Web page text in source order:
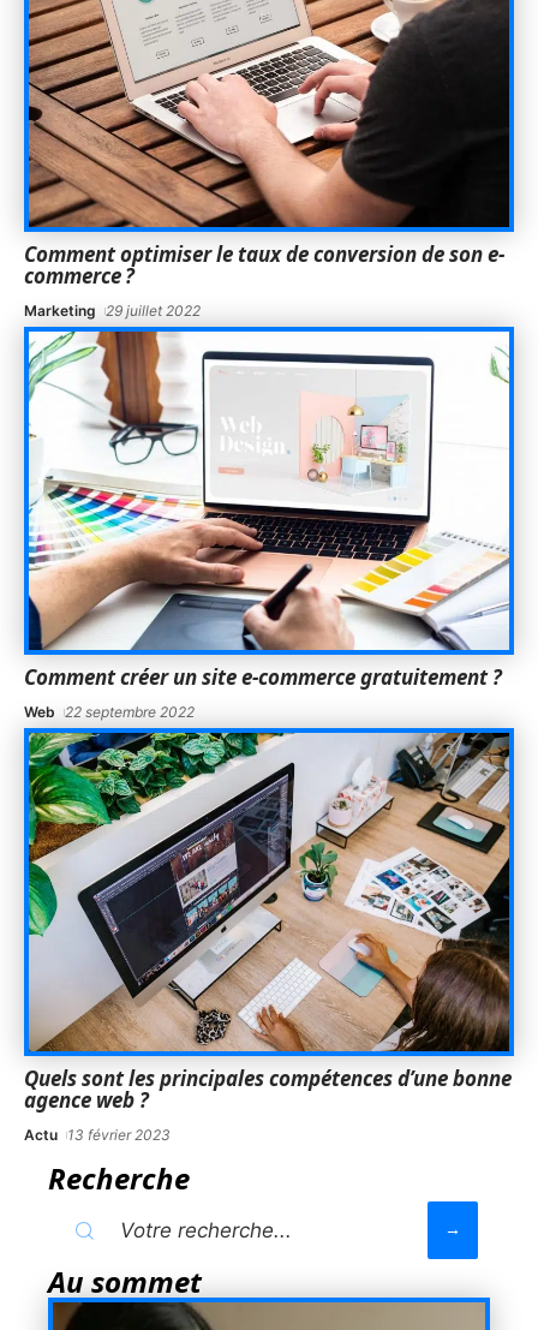
Comment optimiser le taux de conversion de son e-
commerce ?
Marketing 29 juillet 2022
Comment créer un site e-commerce gratuitement ?
Web 22 septembre 2022
Quels sont les principales compétences d’une bonne
agence web ?
Actu 13 février 2023
Recherche
Au sommet